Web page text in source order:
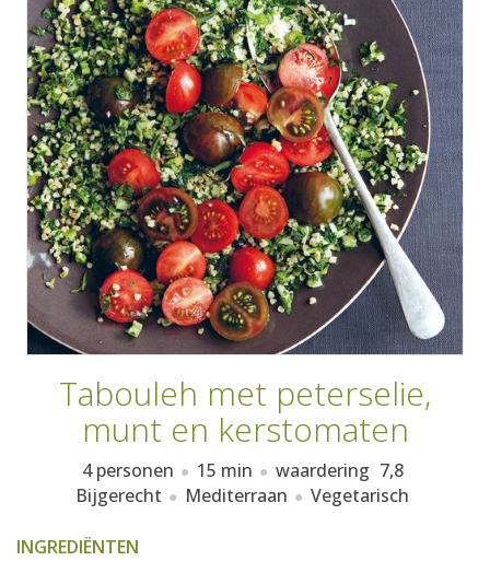
AANMELDEN
RECEPTEN
WEEKMENU'S
KOOKBOEKEN
Tabouleh met peterselie,
munt en kerstomaten
4 personen 15 min waardering 7,8
Bijgerecht
Mediterraan Vegetarisch
INGREDIËNTEN